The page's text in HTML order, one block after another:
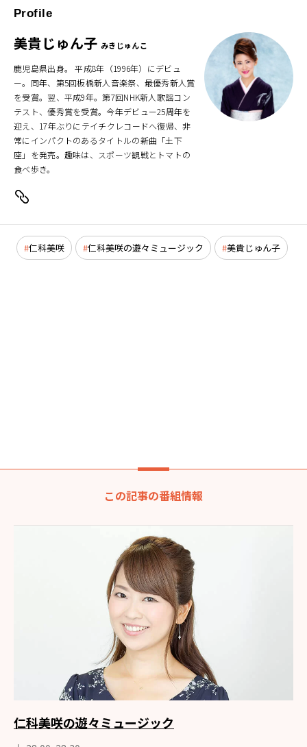
Profile
美貴じゅん子 みきじゅんこ
鹿児島県出身。 平成8年（1996年）にデビュ
ー。同年、第5回板橋新人音楽祭、最優秀新人賞
を受賞。翌、平成9年。第7回NHK新人歌謡コン
テスト、優秀賞を受賞。今年デビュー25周年を
迎え、17年ぶりにテイチクレコードへ復帰、非
常にインパクトのあるタイトルの新曲「土下
座」を発売。趣味は、スポーツ観戦とトマトの
食べ歩き。
仁科美咲 仁科美咲の遊々ミュージック 美貴じゅん子
この記事の番組情報
仁科美咲の遊々ミュージック